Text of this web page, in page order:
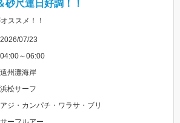
尺連日好調！！
ススメ！！
2026/07/23
04:00～06:00
遠州灘海岸
浜松サーフ
アジ・カンパチ・ワラサ・ブリ